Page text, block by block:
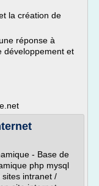
la création de
réponse à
développement et
- Base de
php mysql
intranet /